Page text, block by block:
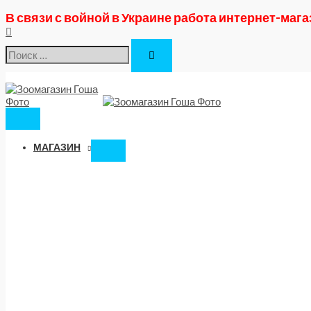
Перейти
к
содержимому
В связи с войной в Украине работа интернет-
Поиск:
меню
МАГАЗИН
меню